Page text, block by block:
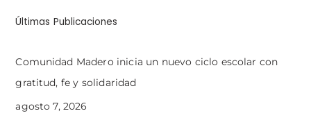
Últimas Publicaciones
Comunidad Madero inicia un nuevo ciclo escolar con
gratitud, fe y solidaridad
agosto 7, 2026